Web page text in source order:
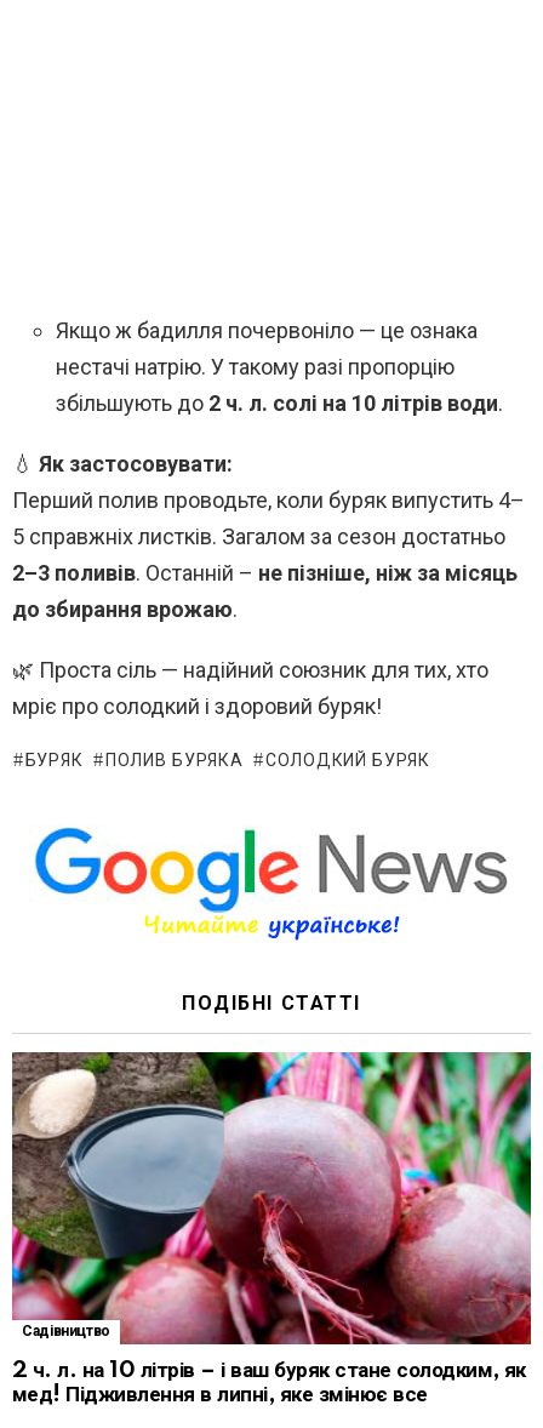
Якщо ж бадилля почервоніло — це ознака
нестачі натрію. У такому разі пропорцію
збільшують до 2 ч. л. солі на 10 літрів води.
💧 Як застосовувати:
Перший полив проводьте, коли буряк випустить 4–
5 справжніх листків. Загалом за сезон достатньо
2–3 поливів. Останній – не пізніше, ніж за місяць
до збирання врожаю.
🌿 Проста сіль — надійний союзник для тих, хто
мріє про солодкий і здоровий буряк!
БУРЯК ПОЛИВ БУРЯКА СОЛОДКИЙ БУРЯК
ПОДІБНІ СТАТТІ
Садівництво
2 ч. л. на 10 літрів – і ваш буряк стане солодким, як
мед! Підживлення в липні, яке змінює все